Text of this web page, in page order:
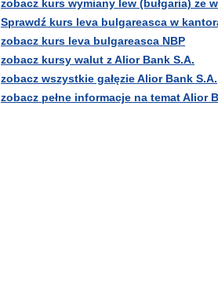
zobacz kurs wymiany lew (bułgaria) ze
Sprawdź kurs leva bulgareasca w
zobacz kurs leva bulgareasca NBP
zobacz kursy walut z Alior Bank S.A.
zobacz wszystkie gałęzie Alior Bank S.A.
zobacz pełne informacje na temat Alior